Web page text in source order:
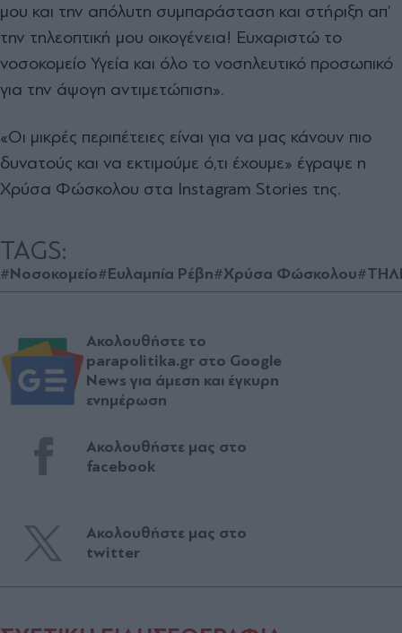
μου και την απόλυτη συμπαράσταση και στήριξη απ’
την τηλεοπτική μου οικογένεια! Ευχαριστώ το
νοσοκομείο Υγεία και όλο το νοσηλευτικό προσωπικό
για την άψογη αντιμετώπιση».
«Οι μικρές περιπέτειες είναι για να μας κάνουν πιο
δυνατούς και να εκτιμούμε ό,τι έχουμε» έγραψε η
Χρύσα Φώσκολου στα Instagram Stories της.
TAGS:
#Νοσοκομείο#Ευλαμπία Ρέβη#Χρύσα Φώσκολου
Ακολουθήστε το
parapolitika.gr στο Google
News για άμεση και έγκυρη
ενημέρωση
Ακολουθήστε μας στο
facebook
Ακολουθήστε μας στο
twitter